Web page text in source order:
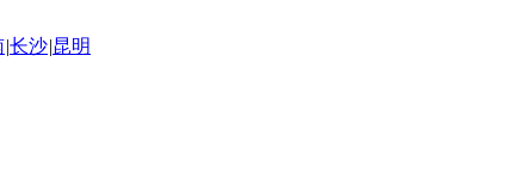
|长沙|昆明